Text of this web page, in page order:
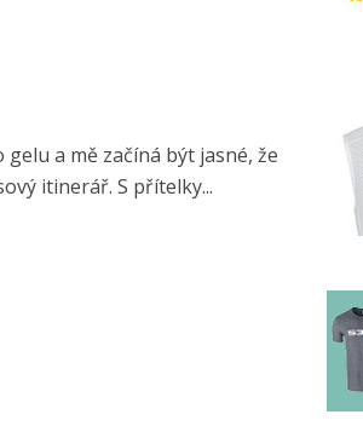
a mě začíná být jasné, že
itinerář. S přítelky...